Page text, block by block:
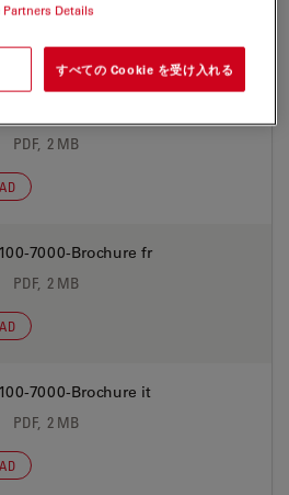
PDF, 2 MB
PDF, 2 MB
7000-Brochure fr
PDF, 2 MB
7000-Brochure it
PDF, 2 MB
Details
すべての Cookie を受け入れる